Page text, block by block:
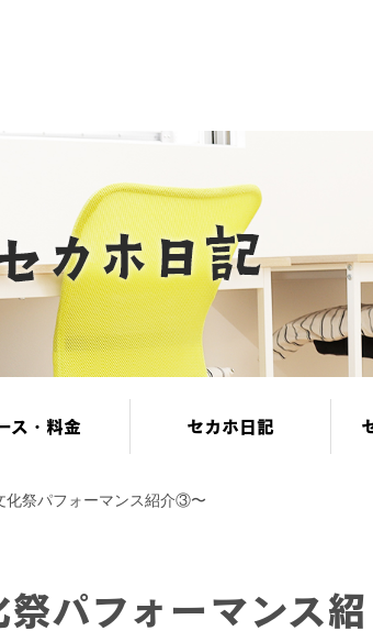
ス・料金 セカホ日記
化祭パフォーマンス紹介③〜
パフォーマンス紹